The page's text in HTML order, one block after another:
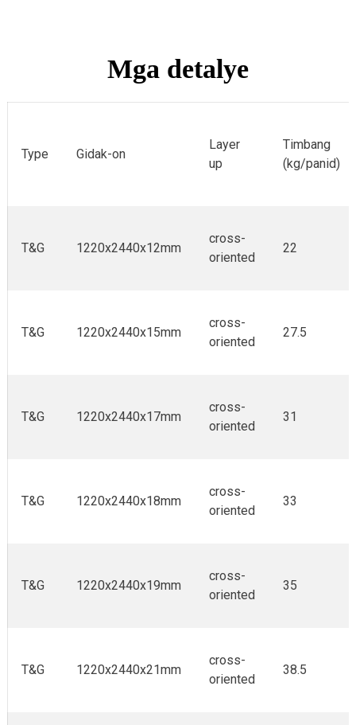
Mga detalye
Type Gidak-on
Layer
up
Timbang
(kg/panid)
T&G 1220x2440x12mm
cross-
oriented
22
T&G 1220x2440x15mm
cross-
oriented
27.5
T&G 1220x2440x17mm
cross-
oriented
31
T&G 1220x2440x18mm
cross-
oriented
33
T&G 1220x2440x19mm
cross-
oriented
35
T&G 1220x2440x21mm
cross-
oriented
38.5